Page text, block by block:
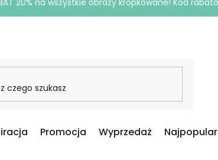
20% na wszystkie obrazy kropkowane! Kod
Promocja Wyprzedaż